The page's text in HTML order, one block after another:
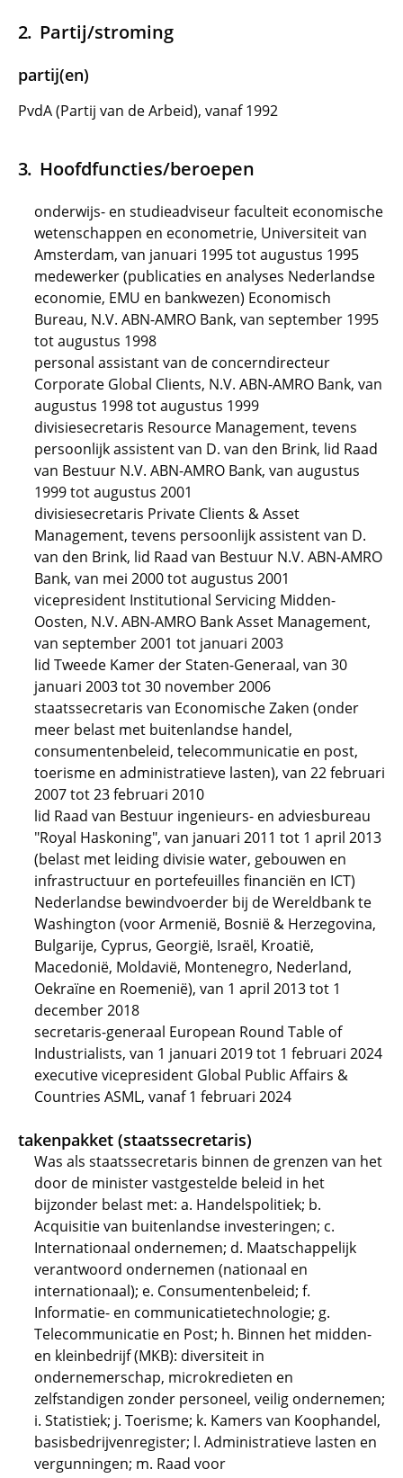
Partij/stroming
partij(en)
PvdA (Partij van de Arbeid), vanaf 1992
Hoofdfuncties/beroepen
onderwijs- en studieadviseur faculteit economische
wetenschappen en econometrie, Universiteit van
Amsterdam, van januari 1995 tot augustus 1995
medewerker (publicaties en analyses Nederlandse
economie, EMU en bankwezen) Economisch
Bureau, N.V. ABN-AMRO Bank, van september 1995
tot augustus 1998
personal assistant van de concerndirecteur
Corporate Global Clients, N.V. ABN-AMRO Bank, van
augustus 1998 tot augustus 1999
divisiesecretaris Resource Management, tevens
persoonlijk assistent van D. van den Brink, lid Raad
van Bestuur N.V. ABN-AMRO Bank, van augustus
1999 tot augustus 2001
divisiesecretaris Private Clients & Asset
Management, tevens persoonlijk assistent van D.
van den Brink, lid Raad van Bestuur N.V. ABN-AMRO
Bank, van mei 2000 tot augustus 2001
vicepresident Institutional Servicing Midden-
Oosten, N.V. ABN-AMRO Bank Asset Management,
van september 2001 tot januari 2003
lid Tweede Kamer der Staten-Generaal, van 30
januari 2003 tot 30 november 2006
staatssecretaris van Economische Zaken (onder
meer belast met buitenlandse handel,
consumentenbeleid, telecommunicatie en post,
toerisme en administratieve lasten), van 22 februari
2007 tot 23 februari 2010
lid Raad van Bestuur ingenieurs- en adviesbureau
"Royal Haskoning", van januari 2011 tot 1 april 2013
(belast met leiding divisie water, gebouwen en
infrastructuur en portefeuilles financiën en ICT)
Nederlandse bewindvoerder bij de Wereldbank te
Washington (voor Armenië, Bosnië & Herzegovina,
Bulgarije, Cyprus, Georgië, Israël, Kroatië,
Macedonië, Moldavië, Montenegro, Nederland,
Oekraïne en Roemenië), van 1 april 2013 tot 1
december 2018
secretaris-generaal European Round Table of
Industrialists, van 1 januari 2019 tot 1 februari 2024
executive vicepresident Global Public Affairs &
Countries ASML, vanaf 1 februari 2024
takenpakket (staatssecretaris)
Was als staatssecretaris binnen de grenzen van het
door de minister vastgestelde beleid in het
bijzonder belast met: a. Handelspolitiek; b.
Acquisitie van buitenlandse investeringen; c.
Internationaal ondernemen; d. Maatschappelijk
verantwoord ondernemen (nationaal en
internationaal); e. Consumentenbeleid; f.
Informatie- en communicatietechnologie; g.
Telecommunicatie en Post; h. Binnen het midden-
en kleinbedrijf (MKB): diversiteit in
ondernemerschap, microkredieten en
zelfstandigen zonder personeel, veilig ondernemen;
i. Statistiek; j. Toerisme; k. Kamers van Koophandel,
basisbedrijvenregister; l. Administratieve lasten en
vergunningen; m. Raad voor